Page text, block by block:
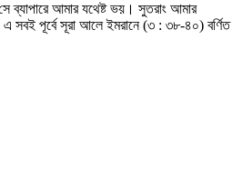
ব্যাপারে আমার যথেষ্ট ভয়। সুতরাং আমার
সবই পূর্বে সূরা আলে ইমরানে (৩ : ৩৮-৪০) বর্ণিত